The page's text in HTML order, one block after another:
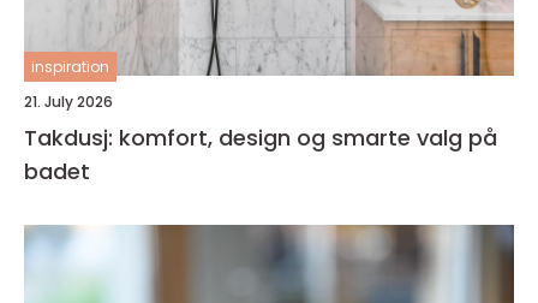
inspiration
21. July 2026
Takdusj: komfort, design og smarte valg på
badet